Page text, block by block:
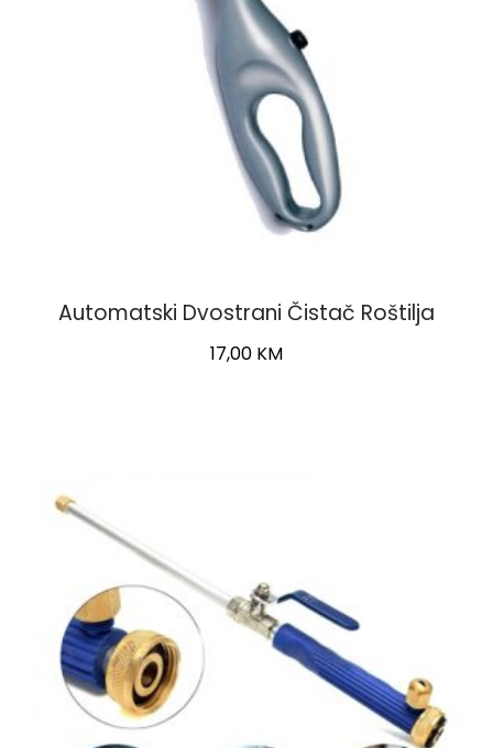
Automatski Dvostrani Čistač Roštilja
17,00 KM